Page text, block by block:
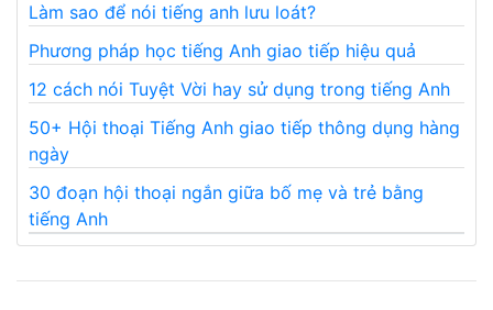
Làm sao để nói tiếng anh lưu loát?
Phương pháp học tiếng Anh giao tiếp hiệu quả
12 cách nói Tuyệt Vời hay sử dụng trong tiếng Anh
50+ Hội thoại Tiếng Anh giao tiếp thông dụng hàng
ngày
30 đoạn hội thoại ngắn giữa bố mẹ và trẻ bằng
tiếng Anh